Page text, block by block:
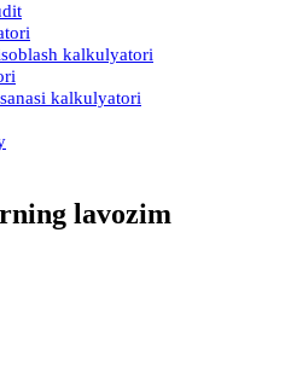
kalkulyatori
kalkulyatori
lavozim